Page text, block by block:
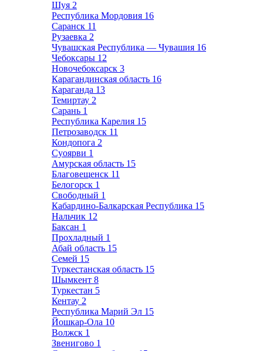
Шуя 2
Республика Мордовия 16
Саранск 11
Рузаевка 2
Чувашская Республика — Чувашия 16
Чебоксары 12
Новочебоксарск 3
Карагандинская область 16
Караганда 13
Темиртау 2
Сарань 1
Республика Карелия 15
Петрозаводск 11
Кондопога 2
Суоярви 1
Амурская область 15
Благовещенск 11
Белогорск 1
Свободный 1
Кабардино-Балкарская Республика 15
Нальчик 12
Баксан 1
Прохладный 1
Абай область 15
Семей 15
Туркестанская область 15
Шымкент 8
Туркестан 5
Кентау 2
Республика Марий Эл 15
Йошкар-Ола 10
Волжск 1
Звенигово 1